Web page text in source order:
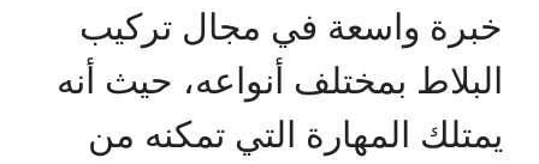
خبرة واسعة في مجال تركيب
البلاط بمختلف أنواعه، حيث أنه
يمتلك المهارة التي تمكنه من